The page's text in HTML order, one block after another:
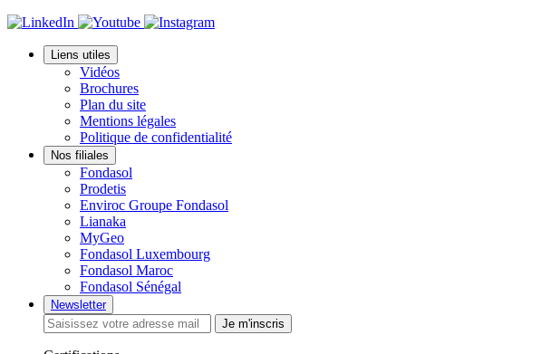
Liens utiles
Vidéos
Brochures
Plan du site
Mentions légales
Politique de confidentialité
Nos filiales
Fondasol
Prodetis
Enviroc Groupe Fondasol
Lianaka
MyGeo
Fondasol Luxembourg
Fondasol Maroc
Fondasol Sénégal
Newsletter
Je m'inscris